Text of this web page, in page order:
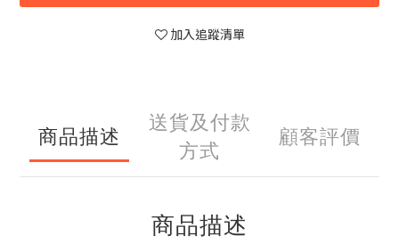
加入追蹤清單
商品描述
送貨及付款
方式
顧客評價
商品描述